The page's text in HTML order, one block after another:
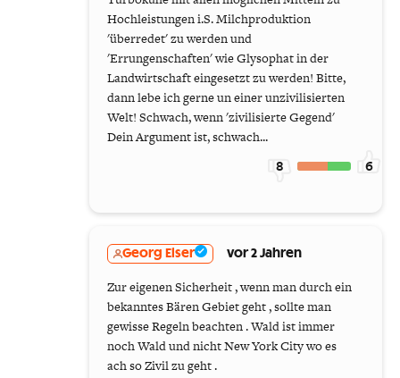
Hochleistungen i.S. Milchproduktion
'überredet' zu werden und
'Errungenschaften' wie Glysophat in der
Landwirtschaft eingesetzt zu werden! Bitte,
dann lebe ich gerne un einer unzivilisierten
Welt! Schwach, wenn 'zivilisierte Gegend'
Dein Argument ist, schwach...
8 6
Georg Elser vor 2 Jahren
Zur eigenen Sicherheit , wenn man durch ein
bekanntes Bären Gebiet geht , sollte man
gewisse Regeln beachten . Wald ist immer
noch Wald und nicht New York City wo es
ach so Zivil zu geht .